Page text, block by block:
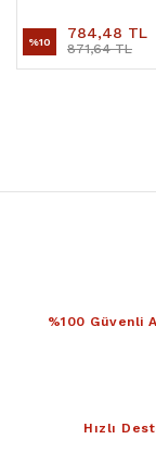
%10 784,48 TL
871,64 TL
%100 Güvenli
Hızlı